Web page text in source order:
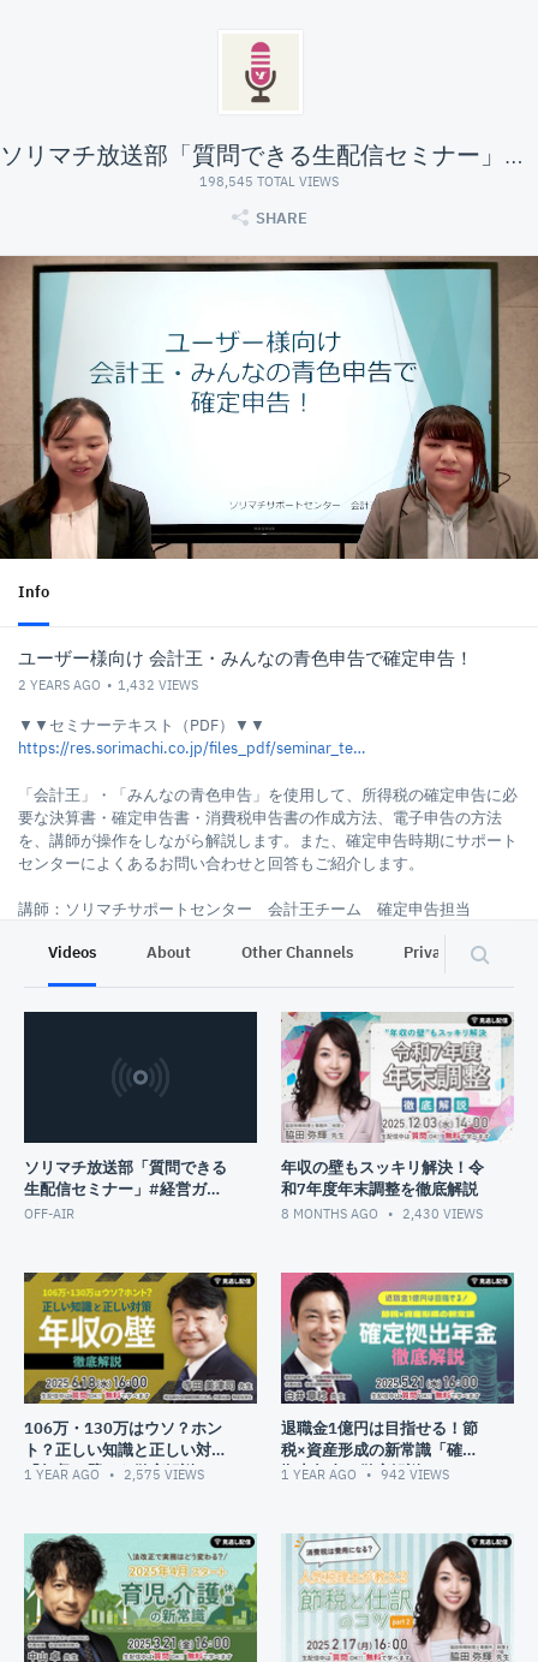
ソリマチ放送部「質問できる生配信セミナー」#経営ガイド
198,545 TOTAL VIEWS
SHARE
Info
ユーザー様向け 会計王・みんなの青色申告で確定申告！
2 YEARS AGO 1,432 VIEWS
▼▼セミナーテキスト（PDF）▼▼
https://res.sorimachi.co.jp/files_pdf/seminar_text/ols_240205_text.pdf
「会計王」・「みんなの青色申告」を使用して、所得税の確定申告に必
要な決算書・確定申告書・消費税申告書の作成方法、電子申告の方法
を、講師が操作をしながら解説します。また、確定申告時期にサポート
センターによくあるお問い合わせと回答もご紹介します。
講師：ソリマチサポートセンター 会計王チーム 確定申告担当
2024年2月5日(月) 配信
Videos About Other Channels Privacy
ソリマチ放送部「質問できる
生配信セミナー」#経営ガイ
ド
OFF-AIR
年収の壁もスッキリ解決！令
和7年度年末調整を徹底解説
8 MONTHS AGO 2,430 VIEWS
106万・130万はウソ？ホン
ト？正しい知識と正しい対策
「年収の壁」を徹底解説
1 YEAR AGO 2,575 VIEWS
退職金1億円は目指せる！節
税×資産形成の新常識「確定
拠出年金」徹底解説！
1 YEAR AGO 942 VIEWS